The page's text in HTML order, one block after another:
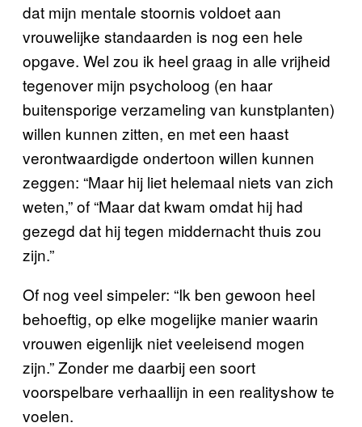
dat mijn mentale stoornis voldoet aan
vrouwelijke standaarden is nog een hele
opgave. Wel zou ik heel graag in alle vrijheid
tegenover mijn psycholoog (en haar
buitensporige verzameling van kunstplanten)
willen kunnen zitten, en met een haast
verontwaardigde ondertoon willen kunnen
zeggen: “Maar hij liet helemaal niets van zich
weten,” of “Maar dat kwam omdat hij had
gezegd dat hij tegen middernacht thuis zou
zijn.”
Of nog veel simpeler: “Ik ben gewoon heel
behoeftig, op elke mogelijke manier waarin
vrouwen eigenlijk niet veeleisend mogen
zijn.” Zonder me daarbij een soort
voorspelbare verhaallijn in een realityshow te
voelen.